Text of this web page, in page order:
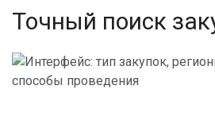
Точный поиск